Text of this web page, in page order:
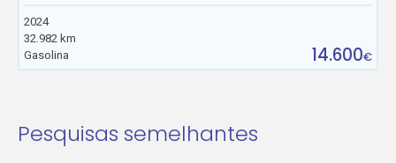
2024
32.982 km
Gasolina
14.600€
Pesquisas semelhantes